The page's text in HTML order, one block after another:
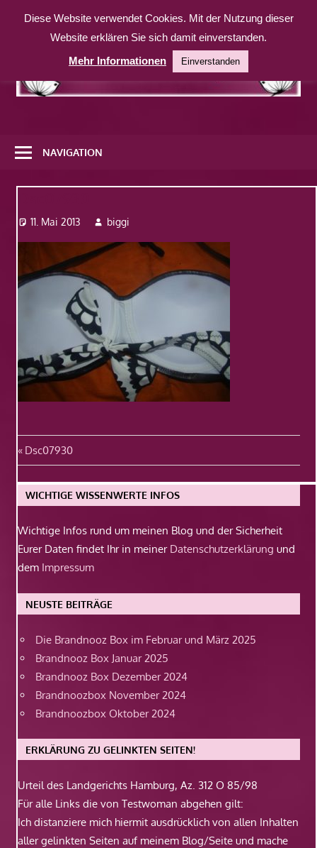
Inhalt
weitere
Website
NAVIGATION
11. Mai 2013 biggi
Beitragsnavigation
Vorheriger
Beitrag:
Dsc07930
WICHTIGE WISSENWERTE INFOS
Wichtige Infos rund um meinen Blog und der Sicherheit
Eurer Daten findet Ihr in meiner Datenschutzerklärung und
dem Impressum
NEUSTE BEITRÄGE
Die Brandnooz Box im Februar und März 2025
Brandnooz Box Januar 2025
Brandnooz Box Dezember 2024
Brandnoozbox November 2024
Brandnoozbox Oktober 2024
ERKLÄRUNG ZU GELINKTEN SEITEN!
Urteil des Landgerichts Hamburg, Az. 312 O 85/98
Für alle Links die von Testwoman abgehen gilt:
Ich distanziere mich hiermit ausdrücklich von allen Inhalten
aller gelinkten Seiten auf meinem Blog/Seite und mache
Diese Website verwendet Cookies. Mit der Nutzung dieser
Website erklären Sie sich damit einverstanden.
Mehr Informationen
Einverstanden